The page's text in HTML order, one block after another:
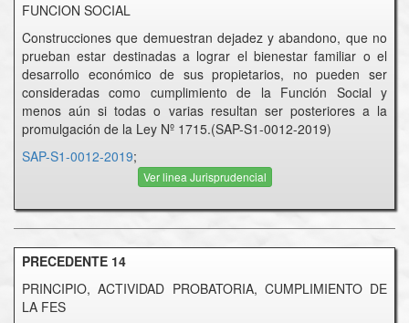
FUNCION SOCIAL
Construcciones que demuestran dejadez y abandono, que no
prueban estar destinadas a lograr el bienestar familiar o el
desarrollo económico de sus propietarios, no pueden ser
consideradas como cumplimiento de la Función Social y
menos aún si todas o varias resultan ser posteriores a la
promulgación de la Ley Nº 1715.(SAP-S1-0012-2019)
SAP-S1-0012-2019;
Ver linea Jurisprudencial
PRECEDENTE 14
PRINCIPIO, ACTIVIDAD PROBATORIA, CUMPLIMIENTO DE
LA FES